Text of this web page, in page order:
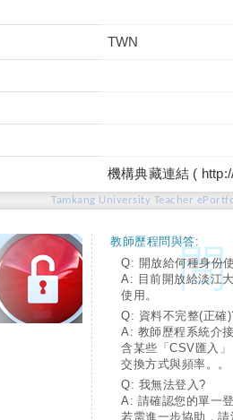
TWN
機構典藏連結 (
Tamkang University Teacher
教師歷程問與答:
Q: 開放給何種身份
A: 目前開放給淡江
使用。
Q: 資料不完整(正確
A: 教師歷程系統介
含某些「CSV匯入
交換方式與頻率。。
Q: 我無法登入?
A: 請確認您的單一
若需進一步協助，